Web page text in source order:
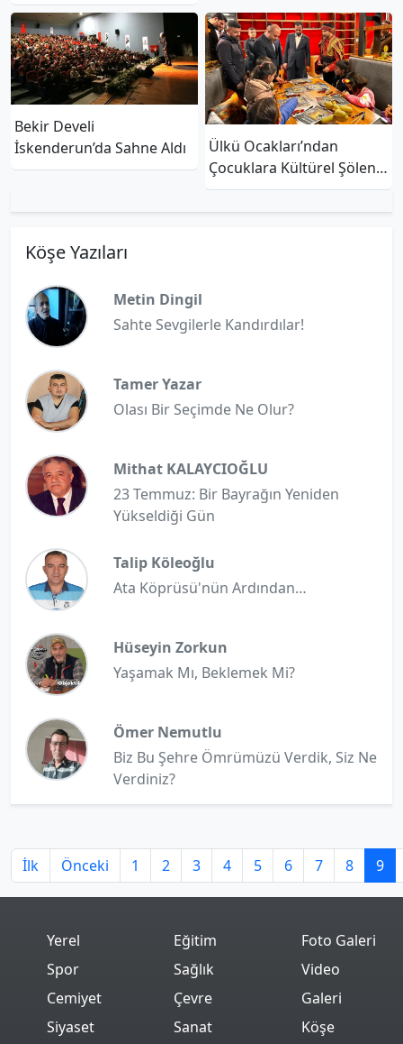
Bekir Develi
İskenderun’da Sahne Aldı
Ülkü Ocakları’ndan
Çocuklara Kültürel Şölen:
Karagöz’ün Türküsü
Köşe Yazıları
Metin Dingil
Sahte Sevgilerle Kandırdılar!
Tamer Yazar
Olası Bir Seçimde Ne Olur?
Mithat KALAYCIOĞLU
23 Temmuz: Bir Bayrağın Yeniden
Yükseldiği Gün
Talip Köleoğlu
Ata Köprüsü'nün Ardından…
Hüseyin Zorkun
Yaşamak Mı, Beklemek Mi?
Ömer Nemutlu
Biz Bu Şehre Ömrümüzü Verdik, Siz Ne
Verdiniz?
İlk Önceki 1 2 3 4 5 6 7 8 9
Yerel
Spor
Cemiyet
Siyaset
Eğitim
Sağlık
Çevre
Sanat
Foto Galeri
Video
Galeri
Köşe